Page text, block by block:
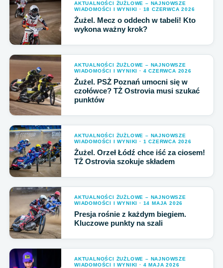
AKTUALNOŚCI ŻUŻLOWE – NAJNOWSZE
WIADOMOŚCI I WYNIKI · 18 CZERWCA 2026
Żużel. Mecz o oddech w tabeli! Kto
wykona ważny krok?
AKTUALNOŚCI ŻUŻLOWE – NAJNOWSZE
WIADOMOŚCI I WYNIKI · 4 CZERWCA 2026
Żużel. PSŻ Poznań umocni się w
czołówce? TŻ Ostrovia musi szukać
punktów
AKTUALNOŚCI ŻUŻLOWE – NAJNOWSZE
WIADOMOŚCI I WYNIKI · 1 CZERWCA 2026
Żużel. Orzeł Łódź chce iść za ciosem!
TŻ Ostrovia szokuje składem
AKTUALNOŚCI ŻUŻLOWE – NAJNOWSZE
WIADOMOŚCI I WYNIKI · 14 MAJA 2026
Presja rośnie z każdym biegiem.
Kluczowe punkty na szali
AKTUALNOŚCI ŻUŻLOWE – NAJNOWSZE
WIADOMOŚCI I WYNIKI · 4 MAJA 2026